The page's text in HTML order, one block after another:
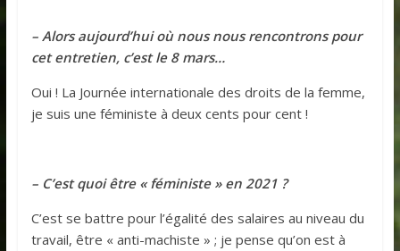
– Alors aujourd’hui où nous nous rencontrons pour
cet entretien, c’est le 8 mars…
Oui ! La Journée internationale des droits de la femme,
je suis une féministe à deux cents pour cent !
– C’est quoi être « féministe » en 2021 ?
C’est se battre pour l’égalité des salaires au niveau du
travail, être « anti-machiste » ; je pense qu’on est à